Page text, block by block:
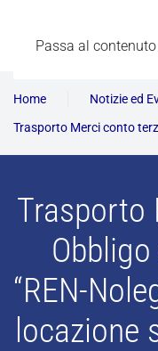
Passa al
Home
Notizie ed
Trasporto Merci conto
Trasporto
“REN-
locazione